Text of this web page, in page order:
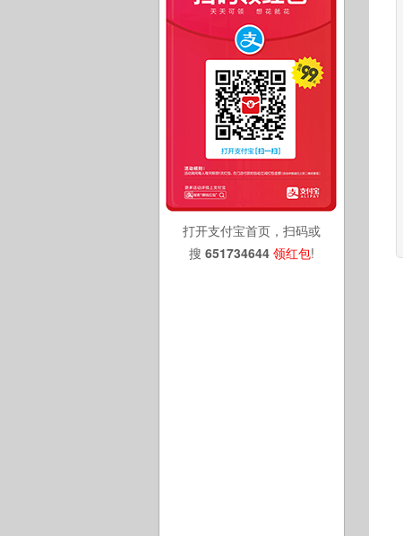
打开支付宝首页，扫码或
搜 651734644 领红包!